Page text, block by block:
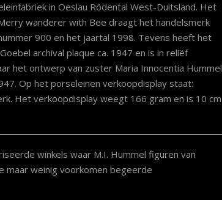
in Oeslau Rödental West-Duitsland. Het
wanderer with Bee draagt het handelsmerk
900 en het jaartal 1998. Tevens heeft het
archival plaque ca. 1947 en is in reliëf
het ontwerp van zuster Maria Innocentia Hummel
Op het porseleinen verkoopdisplay staat:
Het verkoopdisplay weegt 166 gram en is 10 cm
winkels waar M.I. Hummel figuren van
maar weinig voorkomen begeerde